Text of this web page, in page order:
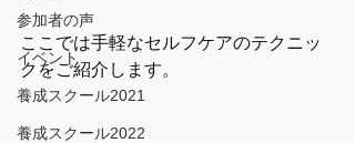
参加者の声
イベント
養成スクール2021
養成スクール2022
ここでは手軽なセルフケアのテクニッ
クをご紹介します。